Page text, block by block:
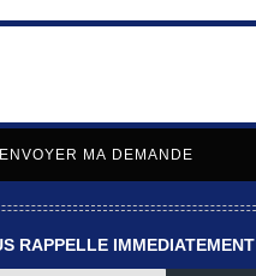
RAPPELLE IMMEDIATEMENT